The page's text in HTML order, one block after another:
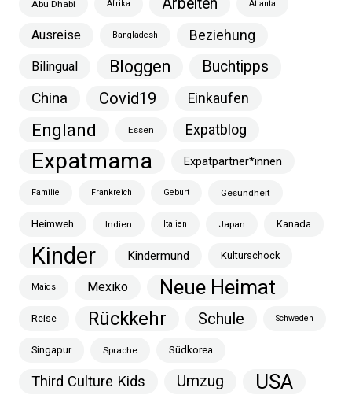
Abu Dhabi Afrika Atlanta
Ausreise Bangladesh Beziehung
Bilingual Bloggen
Buchtipps
China
Covid19 Einkaufen
England Essen Expatblog
Expatmama Expatpartner*innen
Familie Frankreich Geburt Gesundheit
Heimweh Indien Italien Japan Kanada
Kinder Kindermund Kulturschock
Maids Mexiko Neue Heimat
Reise Rückkehr Schule Schweden
Singapur Sprache Südkorea
Third Culture Kids Umzug USA